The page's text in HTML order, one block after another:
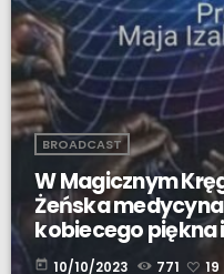
BROADCAST
W Magicznym
Żeńska
kobiecego piękna
today 10/10/2023 771 19